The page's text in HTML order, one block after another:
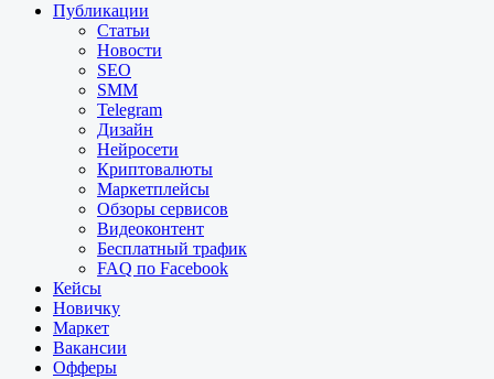
Публикации
Статьи
Новости
SEO
SMM
Telegram
Дизайн
Нейросети
Криптовалюты
Маркетплейсы
Обзоры сервисов
Видеоконтент
Бесплатный трафик
FAQ по Facebook
Кейсы
Новичку
Маркет
Вакансии
Офферы